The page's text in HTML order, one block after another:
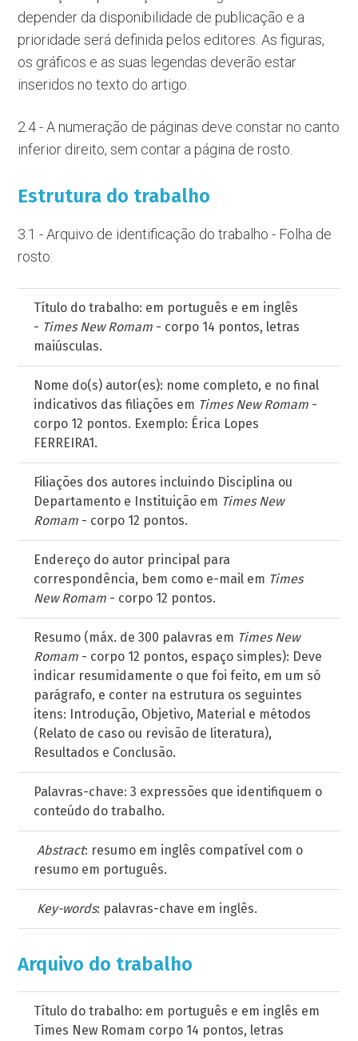
depender da disponibilidade de publicação e a
prioridade será definida pelos editores. As figuras,
os gráficos e as suas legendas deverão estar
inseridos no texto do artigo.
2.4 - A numeração de páginas deve constar no canto
inferior direito, sem contar a página de rosto.
Estrutura do trabalho
3.1 - Arquivo de identificação do trabalho - Folha de
rosto:
Título do trabalho: em português e em inglês
- Times New Romam - corpo 14 pontos, letras
maiúsculas.
Nome do(s) autor(es): nome completo, e no final
indicativos das filiações em Times New Romam -
corpo 12 pontos. Exemplo: Érica Lopes
FERREIRA1.
Filiações dos autores incluindo Disciplina ou
Departamento e Instituição em Times New
Romam - corpo 12 pontos.
Endereço do autor principal para
correspondência, bem como e-mail em Times
New Romam - corpo 12 pontos.
Resumo (máx. de 300 palavras em Times New
Romam - corpo 12 pontos, espaço simples): Deve
indicar resumidamente o que foi feito, em um só
parágrafo, e conter na estrutura os seguintes
itens: Introdução, Objetivo, Material e métodos
(Relato de caso ou revisão de literatura),
Resultados e Conclusão.
Palavras-chave: 3 expressões que identifiquem o
conteúdo do trabalho.
Abstract: resumo em inglês compatível com o
resumo em português.
Key-words: palavras-chave em inglês.
Arquivo do trabalho
Título do trabalho: em português e em inglês em
Times New Romam corpo 14 pontos, letras